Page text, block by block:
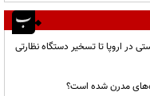
در اروپا تا تسخیر دستگاه نظارتی
مدرن شده است؟